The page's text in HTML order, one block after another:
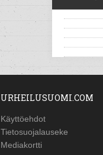
URHEILUSUOMI.COM
Käyttöehdot
Tietosuojalauseke
Mediakortti